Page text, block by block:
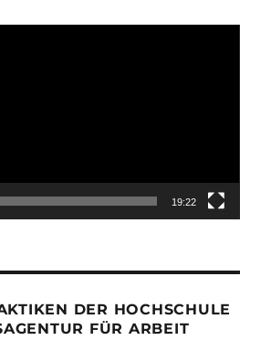
19:22
DER HOCHSCHULE
FÜR ARBEIT